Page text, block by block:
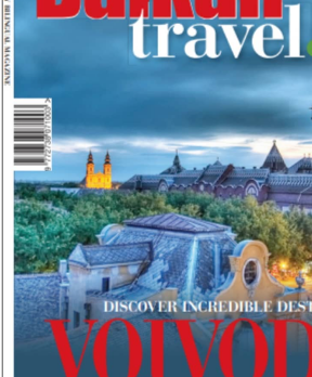
J
B
A
L